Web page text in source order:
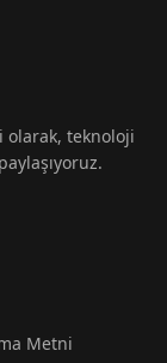
olarak, teknoloji
Metni